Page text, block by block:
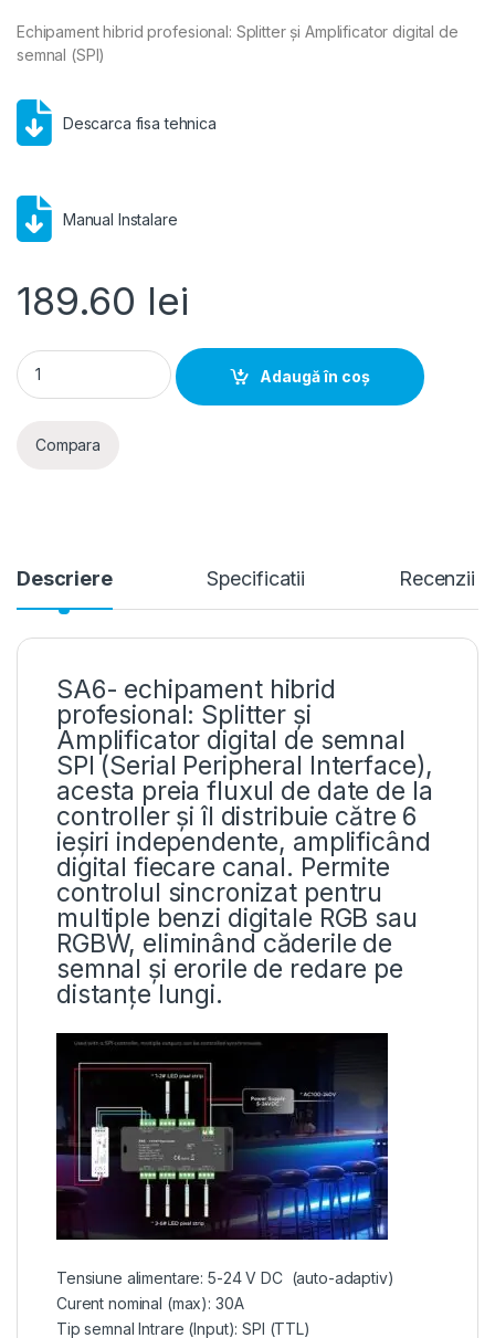
Echipament hibrid profesional: Splitter și Amplificator digital de
semnal (SPI)
Descarca fisa tehnica
Manual Instalare
189.60 lei
Splitter Amplificator Semnal SPI Pixel SA6 1 Intrare 6 Ieșiri
Adaugă în coș
Compara
Descriere Specificatii Recenzii
SA6- echipament hibrid
profesional: Splitter și
Amplificator digital de semnal
SPI (Serial Peripheral Interface),
acesta preia fluxul de date de la
controller și îl distribuie către 6
ieșiri independente, amplificând
digital fiecare canal. Permite
controlul sincronizat pentru
multiple benzi digitale RGB sau
RGBW, eliminând căderile de
semnal și erorile de redare pe
distanțe lungi.
Tensiune alimentare: 5-24 V DC (auto-adaptiv)
Curent nominal (max): 30A
Tip semnal Intrare (Input): SPI (TTL)